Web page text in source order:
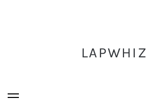
LAPWHIZ